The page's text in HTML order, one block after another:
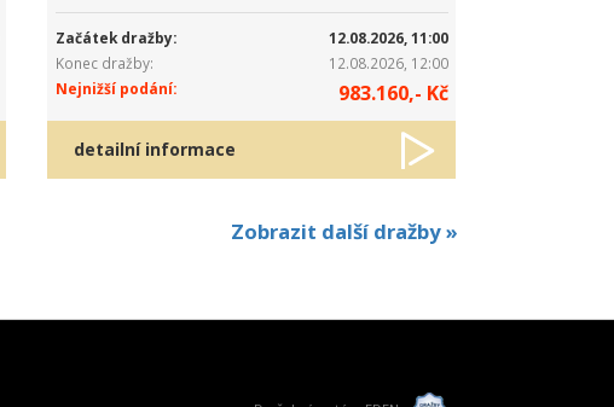
Začátek dražby:
12.08.2026, 11:00
Konec dražby:
12.08.2026, 12:00
Nejnižší podání:
983.160,- Kč
detailní informace
Zobrazit další dražby »